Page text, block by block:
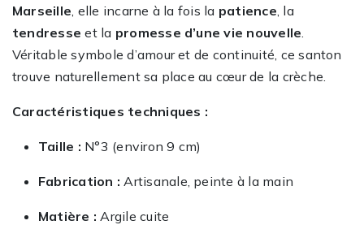
Marseille , elle incarne à la fois la patience , la
tendresse et la promesse d’une vie nouvelle
Véritable symbole d’amour et de continuité, ce santon
trouve naturellement sa place au cœur de la crèche.
Caractéristiques techniques :
Taille : N°3 (environ 9 cm)
Fabrication : Artisanale, peinte à la main
Matière : Argile cuite